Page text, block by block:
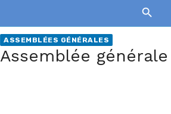
ASSEMBLÉES GÉNÉRALES
Assemblée